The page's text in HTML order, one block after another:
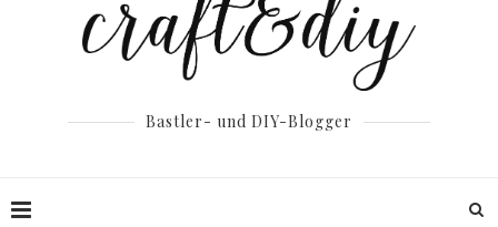
Bastler- und DIY-Blogger